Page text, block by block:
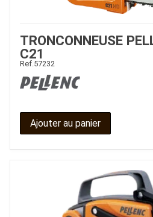
TRONCONNEUSE
C21
Ref.57232
Ajouter au panier